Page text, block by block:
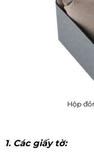
Hộp
1. Các giấy tờ: